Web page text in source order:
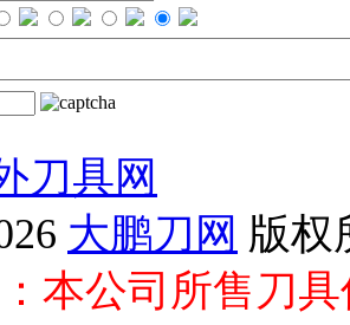
刀具网
大鹏刀网 版权
本公司所售刀